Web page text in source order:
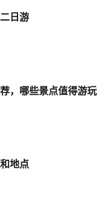
日游
，哪些景点值得游玩
地点